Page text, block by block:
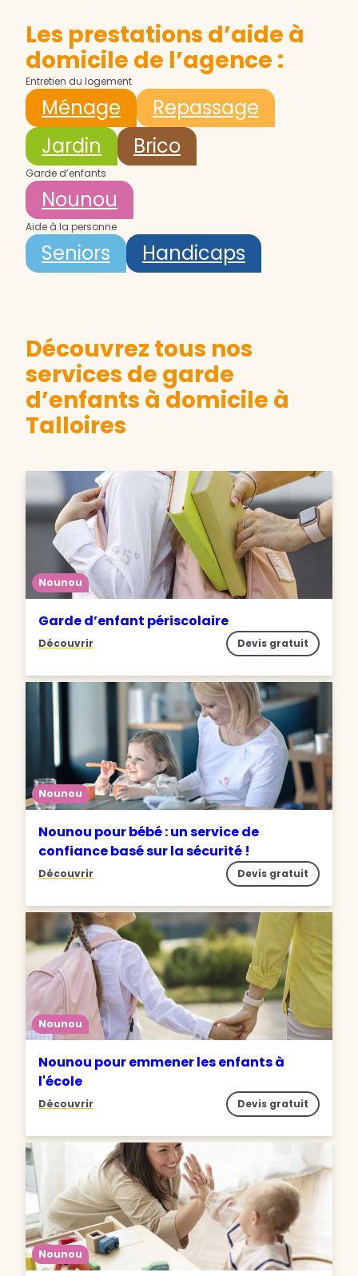
Les prestations d’aide à
domicile de l’agence :
Entretien du logement
Ménage
Repassage
Jardin
Brico
Garde d’enfants
Nounou
Aide à la personne
Seniors Handicaps
Découvrez tous nos
services de garde
d’enfants à domicile à
Talloires
Nounou
Garde d’enfant périscolaire
Découvrir Devis gratuit
Nounou
Nounou pour bébé : un service de
confiance basé sur la sécurité !
Découvrir Devis gratuit
Nounou
Nounou pour emmener les enfants à
l'école
Découvrir Devis gratuit
Nounou